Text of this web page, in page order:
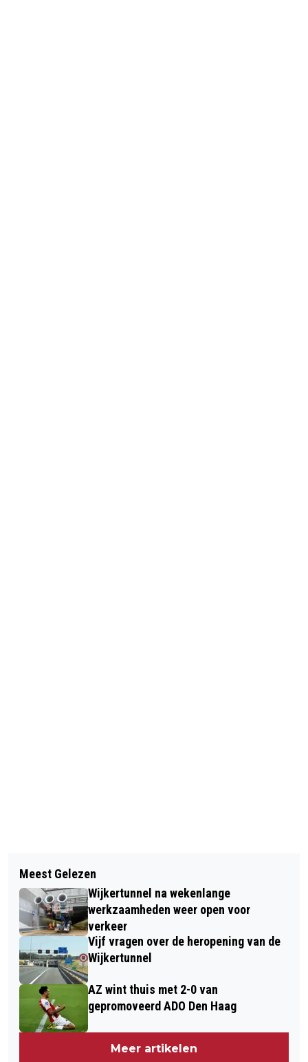
STICHTING SIG FIETST 3800 EURO BIJ
ELKAAR VOOR KINDEREN VAN DE
VOEDSELBANK
NIEUWE REGELING VERVANGT
PLEEGZORGFONDS IN CASTRICUM
Meest Gelezen
Wijkertunnel na wekenlange
werkzaamheden weer open voor
verkeer
Vijf vragen over de heropening van de
Wijkertunnel
AZ wint thuis met 2-0 van
gepromoveerd ADO Den Haag
Meer artikelen